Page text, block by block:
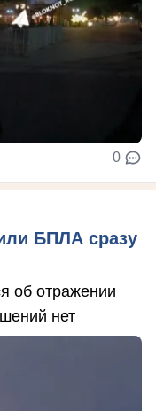
0
БПЛА сразу
об отражении
нет